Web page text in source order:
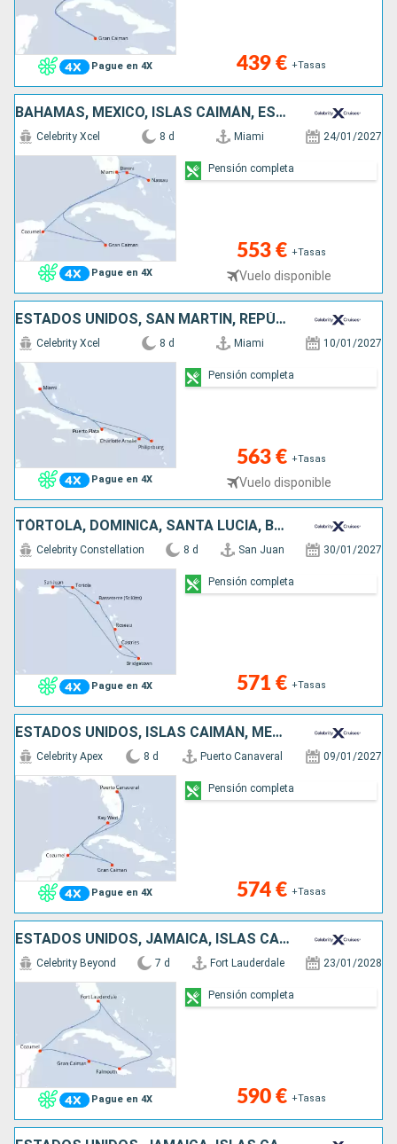
Pague en 4X 439 € +Tasas
BAHAMAS, MÉXICO, ISLAS CAIMÁN, ESTADOS UNIDOS
Pague en 4X
Celebrity Xcel 8 d Miami 24/01/2027
553 € +Tasas
Vuelo disponible
Pensión completa
ESTADOS UNIDOS, SAN MARTÍN, REPÚBLICA DOMINICANA
Pague en 4X
Celebrity Xcel 8 d Miami 10/01/2027
563 € +Tasas
Vuelo disponible
Pensión completa
TÓRTOLA, DOMINICA, SANTA LUCIA, BARBADOS, PORTO RICO
Pague en 4X
Celebrity Constellation 8 d San Juan 30/01/2027
571 € +Tasas
Pensión completa
ESTADOS UNIDOS, ISLAS CAIMÁN, MÉXICO
Pague en 4X
Celebrity Apex 8 d Puerto Canaveral 09/01/2027
574 € +Tasas
Pensión completa
ESTADOS UNIDOS, JAMAICA, ISLAS CAIMÁN, MÉXICO
Pague en 4X
Celebrity Beyond 7 d Fort Lauderdale 23/01/2028
590 € +Tasas
Pensión completa